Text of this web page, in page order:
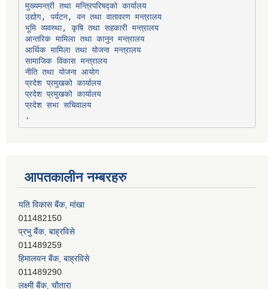
मुख्यमन्त्री तथा मन्त्रिपरिषद्को कार्यालय
उद्योग, पर्यटन, वन तथा वातावरण मन्त्रालय
भूमि व्यवस्था, कृषि तथा सहकारी मन्त्रालय
आन्तरिक मामिला तथा कानुन मन्त्रालय
आर्थिक मामिला तथा योजना मन्त्रालय
सामाजिक विकास मन्त्रालय
नीति तथा योजना आयोग
प्रदेश प्रमुखको कार्यालय
प्रदेश प्रमुखको कार्यालय
प्रदेश सभा सचिवालय
आपतकालीन नम्बरहरु
यति विकास बैंक, मांखा
प्रभु बैंक, बाह्रविसे
011489259
हिमालयन बैंक, बाह्रविसे
011489290
लक्ष्मी बैंक, चाैतारा
011620404
मेगा बैंक, चाैतारा